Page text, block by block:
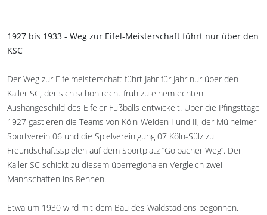
1927 bis 1933 - Weg zur Eifel-Meisterschaft führt nur über den
KSC
Der Weg zur Eifelmeisterschaft führt Jahr für Jahr nur über den
Kaller SC, der sich schon recht früh zu einem echten
Aushängeschild des Eifeler Fußballs entwickelt. Über die Pfingsttage
1927 gastieren die Teams von Köln-Weiden I und II, der Mülheimer
Sportverein 06 und die Spielvereinigung 07 Köln-Sülz zu
Freundschaftsspielen auf dem Sportplatz ”Golbacher Weg“. Der
Kaller SC schickt zu diesem überregionalen Vergleich zwei
Mannschaften ins Rennen.
Etwa um 1930 wird mit dem Bau des Waldstadions begonnen.